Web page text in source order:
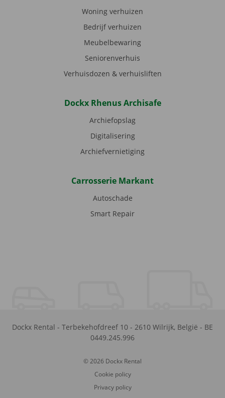
Woning verhuizen
Bedrijf verhuizen
Meubelbewaring
Seniorenverhuis
Verhuisdozen & verhuisliften
Dockx Rhenus Archisafe
Archiefopslag
Digitalisering
Archiefvernietiging
Carrosserie Markant
Autoschade
Smart Repair
Dockx Rental - Terbekehofdreef 10 - 2610 Wilrijk, België - BE
0449.245.996
© 2026 Dockx Rental
Cookie policy
Privacy policy